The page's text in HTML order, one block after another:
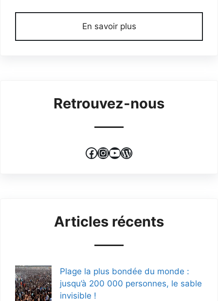
En savoir plus
Retrouvez-nous
Facebook
Instagram
YouTube
WordPress
Articles récents
Plage la plus bondée du monde :
jusqu’à 200 000 personnes, le sable
invisible !